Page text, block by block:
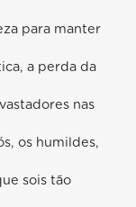
para manter
a perda da
nas
os humildes,
sois tão